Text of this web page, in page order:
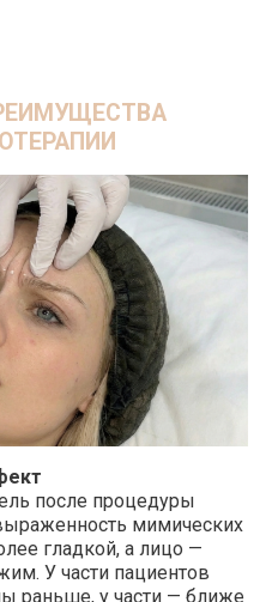
после процедуры
мимических
гладкой, а лицо —
У части пациентов
раньше, у части — ближе